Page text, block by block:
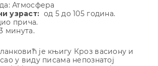
Атмосфера
узраст: од 5 до 105 година.
прича.
минута.
је књигу Кроз васиону и
у виду писама непознатој